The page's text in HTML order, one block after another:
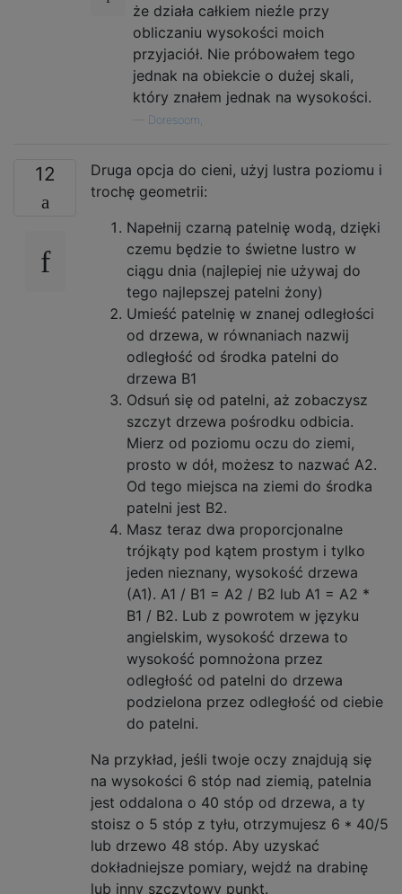
że działa całkiem nieźle przy
obliczaniu wysokości moich
przyjaciół. Nie próbowałem tego
jednak na obiekcie o dużej skali,
który znałem jednak na wysokości.
Doresoom,
12
Druga opcja do cieni, użyj lustra poziomu i
trochę geometrii:
Napełnij czarną patelnię wodą, dzięki
czemu będzie to świetne lustro w
ciągu dnia (najlepiej nie używaj do
tego najlepszej patelni żony)
Umieść patelnię w znanej odległości
od drzewa, w równaniach nazwij
odległość od środka patelni do
drzewa B1
Odsuń się od patelni, aż zobaczysz
szczyt drzewa pośrodku odbicia.
Mierz od poziomu oczu do ziemi,
prosto w dół, możesz to nazwać A2.
Od tego miejsca na ziemi do środka
patelni jest B2.
Masz teraz dwa proporcjonalne
trójkąty pod kątem prostym i tylko
jeden nieznany, wysokość drzewa
(A1). A1 / B1 = A2 / B2 lub A1 = A2 *
B1 / B2. Lub z powrotem w języku
angielskim, wysokość drzewa to
wysokość pomnożona przez
odległość od patelni do drzewa
podzielona przez odległość od ciebie
do patelni.
Na przykład, jeśli twoje oczy znajdują się
na wysokości 6 stóp nad ziemią, patelnia
jest oddalona o 40 stóp od drzewa, a ty
stoisz o 5 stóp z tyłu, otrzymujesz 6 * 40/5
lub drzewo 48 stóp. Aby uzyskać
dokładniejsze pomiary, wejdź na drabinę
lub inny szczytowy punkt.